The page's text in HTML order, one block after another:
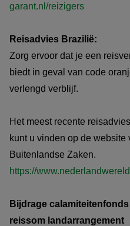
garant.nl/reizigers
Reisadvies Brazilië:
Zorg ervoor dat je een
biedt in geval van code
verlengd verblijf.
Het meest recente
kunt u vinden op de website
Buitenlandse Zaken.
https://
Bijdrage
reissom landarrangement